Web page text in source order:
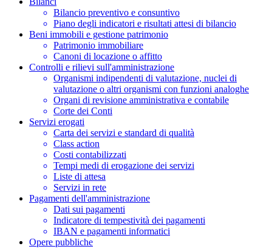
Bilancio preventivo e consuntivo
Piano degli indicatori e risultati attesi di bilancio
Beni immobili e gestione patrimonio
Patrimonio immobiliare
Canoni di locazione o affitto
Controlli e rilievi sull'amministrazione
Organismi indipendenti di valutazione, nuclei di
valutazione o altri organismi con funzioni analoghe
Organi di revisione amministrativa e contabile
Corte dei Conti
Servizi erogati
Carta dei servizi e standard di qualità
Class action
Costi contabilizzati
Tempi medi di erogazione dei servizi
Liste di attesa
Servizi in rete
Pagamenti dell'amministrazione
Dati sui pagamenti
Indicatore di tempestività dei pagamenti
IBAN e pagamenti informatici
Opere pubbliche